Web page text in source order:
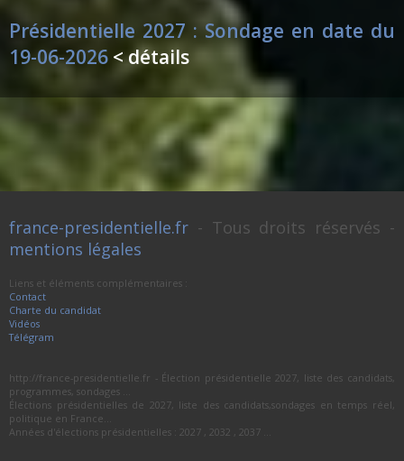
Présidentielle 2027 : Sondage en date du
19-06-2026 < détails
france-presidentielle.fr - Tous droits réservés -
mentions légales
Liens et éléments complémentaires :
Contact
Charte du candidat
Vidéos
Télégram
http://france-presidentielle.fr - Élection présidentielle 2027, liste des candidats,
programmes, sondages ...
Élections présidentielles de 2027, liste des candidats,sondages en temps réel,
politique en France...
Années d'élections présidentielles : 2027 , 2032 , 2037 ...